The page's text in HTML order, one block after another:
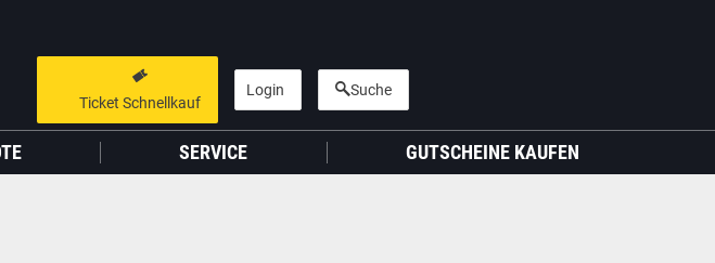
Ticket Schnellkauf
Login Suche
SERVICE GUTSCHEINE KAUFEN
GAST,